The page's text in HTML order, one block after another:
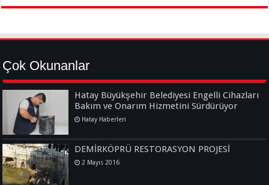
Çok Okunanlar
Hatay Büyükşehir Belediyesi Engelli Cihazları
Bakım ve Onarım Hizmetini Sürdürüyor
Hatay Haberleri
DEMİRKÖPRÜ RESTORASYON PROJESİ
2 Mayıs 2016